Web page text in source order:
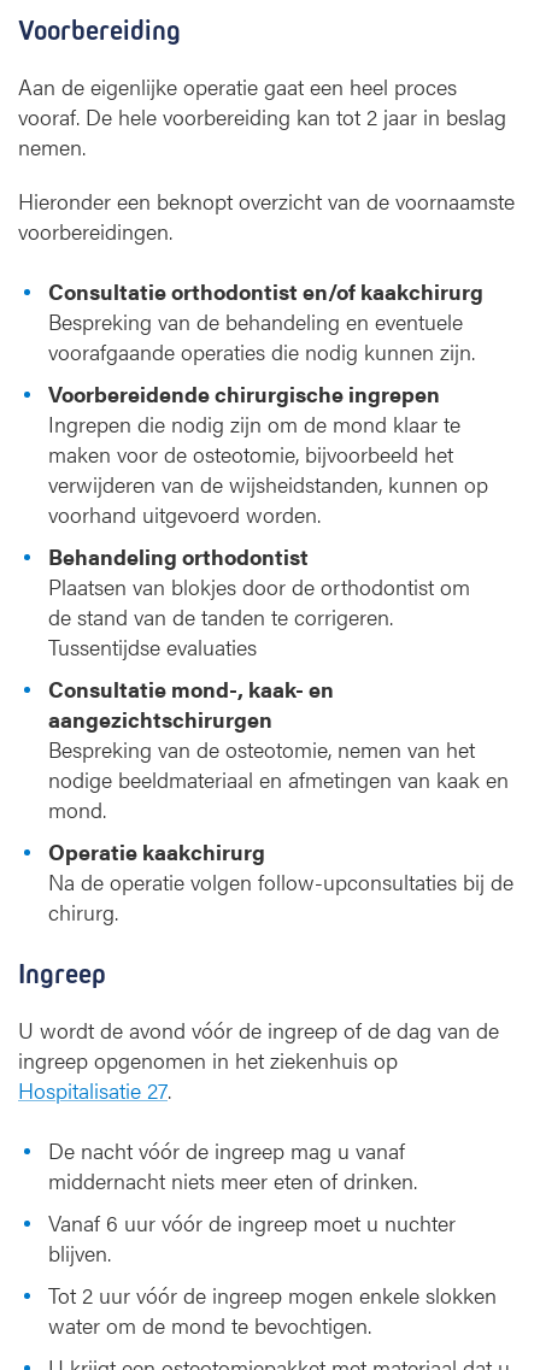
Voorbereiding
Aan de eigenlijke operatie gaat een heel proces
vooraf. De hele voorbereiding kan tot 2 jaar in beslag
nemen.
Hieronder een beknopt overzicht van de voornaamste
voorbereidingen.
Consultatie orthodontist en/of kaakchirurg
Bespreking van de behandeling en eventuele
voorafgaande operaties die nodig kunnen zijn.
Voorbereidende chirurgische ingrepen
Ingrepen die nodig zijn om de mond klaar te
maken voor de osteotomie, bijvoorbeeld het
verwijderen van de wijsheidstanden, kunnen op
voorhand uitgevoerd worden.
Behandeling orthodontist
Plaatsen van blokjes door de orthodontist om
de stand van de tanden te corrigeren.
Tussentijdse evaluaties
Consultatie mond-, kaak- en
aangezichtschirurgen
Bespreking van de osteotomie, nemen van het
nodige beeldmateriaal en afmetingen van kaak en
mond.
Operatie kaakchirurg
Na de operatie volgen follow-upconsultaties bij de
chirurg.
Ingreep
U wordt de avond vóór de ingreep of de dag van de
ingreep opgenomen in het ziekenhuis op
Hospitalisatie 27.
De nacht vóór de ingreep mag u vanaf
middernacht niets meer eten of drinken.
Vanaf 6 uur vóór de ingreep moet u nuchter
blijven.
Tot 2 uur vóór de ingreep mogen enkele slokken
water om de mond te bevochtigen.